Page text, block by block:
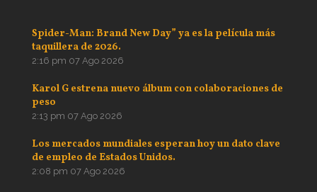
Spider-Man: Brand New Day” ya es la película más
taquillera de 2026.
2:16 pm 07 Ago 2026
Karol G estrena nuevo álbum con colaboraciones de
peso
2:13 pm 07 Ago 2026
Los mercados mundiales esperan hoy un dato clave
de empleo de Estados Unidos.
2:08 pm 07 Ago 2026